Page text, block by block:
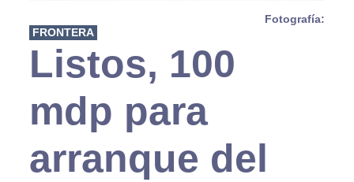
Fotografía:
FRONTERA
Listos, 100
mdp para
arranque del